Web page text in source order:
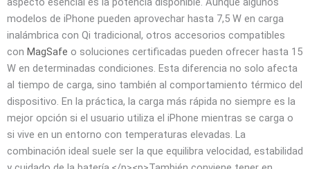
modelos de iPhone pueden aprovechar hasta 7,5 W en carga
inalámbrica con Qi tradicional, otros accesorios compatibles
con MagSafe o soluciones certificadas pueden ofrecer hasta 15 W en determinadas condiciones. Esta diferencia no solo afecta al tiempo de carga, sino también al comportamiento térmico del dispositivo. En la práctica, la carga más rápida no siempre es la mejor opción si el usuario utiliza el iPhone mientras se carga o si vive en un entorno con temperaturas elevadas. La combinación ideal suele ser la que equilibra velocidad, estabilidad y cuidado de la batería.</p><p>También conviene tener en cuenta el diseño físico del cargador. Los modelos con superficies antideslizantes, indicación LED discreta y materiales resistentes suelen ofrecer una experiencia más segura y cómoda. En cambio, los cargadores de baja calidad pueden provocar deslizamientos, mala colocación del teléfono y una carga intermitente. Para un iPhone, esto resulta especialmente importante porque la correcta alineación con la bobina interna es determinante. En resumen, la elección adecuada exige priorizar compatibilidad real, potencia útil y certificaciones fiables por encima de especificaciones publicitarias llamativas.</p><p>## 2. Especificaciones Técnicas Clave: Wattaje, Velocidad de Carga, Temperatura de Operación y Materiales de Fabricación</p><p>El wattaje es uno de los primeros datos que cualquier comprador observa, pero no debe interpretarse de manera aislada. En carga inalámbrica para iPhone, el wattaje máximo que el cargador puede entregar no siempre coincide con el wattaje que el teléfono recibirá. Esto se debe a limitaciones del propio iPhone, a la calidad del cargador y a la presencia de fundas o accesorios magnéticos. Un cargador de 15 W puede ser excelente, pero si el iPhone solo admite una potencia inferior en ese escenario concreto, no habrá ganancia real. Por eso, la cifra de potencia debe analizarse junto con el modelo del teléfono y con el estándar de carga soportado.</p><p>La velocidad de carga también depende del estado de la batería y del porcentaje restante. En general, los iPhone suelen cargar más rápido entre niveles bajos y medios, mientras que el ritmo disminuye cuando la batería se acerca al 80 o 90 por ciento para proteger su salud a largo plazo. Esto significa que un cargador inalámbrico de alta potencia no mantendrá la máxima velocidad durante todo el proceso. Además, si el iPhone está ejecutando tareas intensivas, como grabación de vídeo, juegos o navegación GPS, parte de la energía se destina al uso del sistema y no a la batería, lo que puede hacer que la carga parezca más lenta. Por ello, comparar tiempos de carga exige considerar el contexto real de uso.</p><p>La temperatura de operación es una de las variables más importantes y, a menudo, menos valoradas por los usuarios. La carga inalámbrica genera más calor que la carga por cable porque existe una conversión energética menos eficiente. Ese calor, si no se gestiona bien, puede afectar tanto al rendimiento del teléfono como a la vida útil de la batería. Los cargadores de buena calidad incluyen sistemas de control térmico, ventilación pasiva o componentes internos que reducen pérdidas energéticas. En un iPhone, esto es crucial porque el sistema puede limitar la potencia de entrada automáticamente cuando detecta una temperatura elevada, ralentizando la carga para proteger los componentes internos.</p><p>Los materiales de fabricación influyen en la estabilidad térmica y en la durabilidad del accesorio. Las bases con aluminio, policarbonato de alta calidad o superficies recubiertas con goma antideslizante suelen ofrecer mejores resultados que los plásticos ligeros sin tratamiento. Un material robusto ayuda a disipar el calor y a sostener el teléfono sin vibraciones ni desplazamientos. También es importante la calidad del cable y del adaptador de corriente, ya que un cargador inalámbrico puede rendir mal si la fuente de alimentación es insuficiente. En conjunto, wattaje, velocidad, temperatura y materiales forman un sistema interdependiente que determina si un cargador es realmente recomendable o solo atractivo en el papel.</p><p>## 3. Los Mejores Cargadores Inalámbricos para iPhone en 2023: Modelos Recomendados, Ventajas y Desventajas</p><p>Entre los modelos más recomendables para iPhone en 2023 destacan los cargadores certificados y los que ofrecen una integración más estable con el ecosistema de Apple. Los cargadores tipo MagSafe, por ejemplo, resultan especialmente atractivos porque alinean el teléfono de manera magnética, reduciendo errores de posicionamiento y mejorando la eficiencia. Esta alineación precisa no solo simplifica el uso diario, sino que ayuda a mantener una carga consistente incluso cuando el usuario toma el móvil con frecuencia, lo coloca sobre la mesa en distintos ángulos o lo utiliza como soporte de escritorio. Su gran ventaja es la comodidad; su principal desventaja suele ser el precio superior frente a bases Qi convencionales.</p><p>Los cargadores Qi de sobremesa con bobina múltiple también son una excelente opción para quienes buscan versatilidad. Algunos permiten dejar el iPhone en posición horizontal o vertical, lo cual es útil para videollamadas, reproducción de contenidos o notificaciones visibles mientras el teléfono carga. Estos modelos suelen ofrecer una experiencia agradable en casa o en la oficina, especialmente cuando incluyen indicadores de estado, superficie estable y protección contra sobrecorriente. Como inconveniente, si la alineación no es perfecta, pueden cargar más despacio o generar más calor. Por eso, los usuarios que priorizan eficiencia extrema suelen preferir los cargadores con imán o guiado físico.</p><p>Otra categoría interesante son las bases inalámbricas 3 en 1, diseñadas para cargar iPhone, Apple Watch y AirPods al mismo tiempo. Su principal ventaja es la organización: reducen cables, ocupan menos enchufes y permiten centralizar todos los dispositivos en un solo punto. Son ideales para mesas de noche o escritorios minimalistas. Sin embargo, suelen ser más caras y dependen mucho de la calidad de cada módulo de carga. Un buen diseño 3 en 1 debe equilibrar potencia, estabilidad y separación térmica entre dispositivos para evitar interferencias. Si el producto es mediocre, el usuario puede terminar con una estación bonita pero poco eficiente.</p><p>También existen opciones portátiles, como baterías externas con carga inalámbrica integrada, muy útiles para viajes o jornadas largas fuera de casa. Su ventaja evidente es la movilidad, ya que permiten recargar sin depender de un enchufe. Aun así, en carga inalámbrica suelen ser menos rápidas y menos eficientes que una base conectada directamente a la corriente. Además, por su formato compacto, pueden calentarse más si se usan mientras están dentro de un bolso, una mochila o un entorno poco ventilado. Por ello, la mejor elección depende del perfil de uso: para escritorio, una base estable; para movilidad, una batería inalámbrica; para integración total, un sistema MagSafe o 3 en 1 bien certificado.</p><p>## 4. Guía de Compra: Cómo Elegir el Cargador Inalámbrico Ideal Según tu iPhone, tu Uso Diario y tu Presupuesto</p><p>La elección del cargador ideal comienza por identificar el modelo exacto de iPhone y sus capacidades de carga. No todos los iPhone se comportan igual con accesorios inalámbricos, y la diferencia entre generaciones puede ser significativa. Los modelos más modernos suelen beneficiarse más de cargadores magnéticos o sistemas mejor optimizados, mientras que iPhones más antiguos pueden no aprovechar potencia adicional aunque el cargador la ofrezca. Por eso, es útil revisar no solo la compatibilidad general con Qi, sino también la experiencia real reportada por usuarios con el mismo modelo de teléfono. Esto evita comprar un producto sobredimensionado o poco adecuado para el dispositivo.</p><p>El uso diario es otro factor decisivo. Quien deja el iPhone sobre un escritorio durante largas horas puede priorizar comodidad, diseño y soporte vertical. En cambio, alguien que necesita cargar por la noche probablemente valore más el silencio, la baja temperatura y una luz LED discreta que no moleste en la oscuridad. Si el teléfono se usa constantemente para llamadas o navegación, conviene elegir una base con buena sujeción o con imanes, para que el dispositivo no se desplace con facilidad. En entornos compartidos, como oficinas o salas de reuniones, los cargadores dobles o múltiples pueden ser más prácticos que una simple base individual.</p><p>El presupuesto determina, en gran medida, el equilibrio entre calidad y prestaciones. En gamas bajas, es posible encontrar cargadores funcionales, pero a menudo sacrifican acabados, seguridad o estabilidad térmica. En gamas medias, normalmente aparecen las mejores relaciones calidad-precio, con suficiente potencia, certificación y materiales decentes. En gamas altas, el usuario paga por integración, diseño premium, compatibilidad con más accesorios y, en algunos casos, mejor gestión del calor. La clave no está en gastar más por inercia, sino en invertir según la prioridad real: velocidad, comodidad, portabilidad o ecosistema.</p><p>Finalmente, conviene fijarse en detalles que marcan la diferencia en la experiencia cotidiana. Un cargador con base antideslizante, indicador de carga claro, cable de longitud adecuada y adaptador compatible puede valer más que otro con cifras superiores pero peor ergonomía. También es recomendable comprobar si incluye protección contra sobrecarga, detección de objetos extraños y apagado automático en caso de exceso térmico. Estos elementos no siempre aparecen en la portada del producto, pero sí afectan directamente a la seguridad y a la durabilidad del iPhone. La compra ideal, por tanto, es la que combina compatibilidad real, buen diseño y una inversión razonable para las necesidades concretas del usuario.</p><p>## 5. Consejos de Seguridad y Buenas Prácticas: Cómo Evitar Sobrecalentamiento, Daños en la Batería y Cargas Ineficientes</p><p>La seguridad en la carga inalámbrica empieza por usar accesorios certificados y